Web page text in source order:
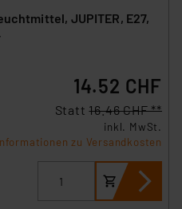
JUPITER, E27,
14.52 CHF
Statt16.46 CHF **
inkl. MwSt.
zu Versandkosten